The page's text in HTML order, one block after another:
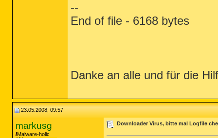
--
End of file - 6168 bytes
Danke an alle und für die
23.05.2008, 09:57
markusg
Malware-holic
Downloader Virus, bitte mal Logfile